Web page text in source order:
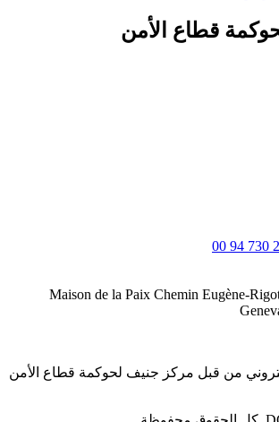
قطاع الأمن
Maison de la Paix Chemin Eugène-
من قبل مركز جنيف لحوكمة قطاع الأمن